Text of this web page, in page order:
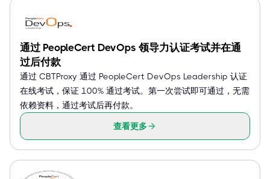
通过 PeopleCert DevOps 领导力认证考试并在通
过后付款
通过 CBTProxy 通过 PeopleCert DevOps Leadership 认证
在线考试，保证 100% 通过考试。第一次尝试即可通过，无需
依赖资料，通过考试后再付款。
查看更多